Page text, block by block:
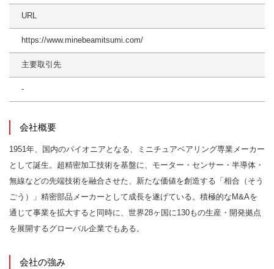
URL
https://www.minebeamitsumi.com/
主要取引先
-
会社概要
1951年、国内のパイオニアとなる、ミニチュアベアリング専業メーカー
として誕生。超精密加工技術を基盤に、モーター・センサー・半導体・
無線などの先端技術を融合させた、新たな価値を創造する「相合（そう
ごう）」精密部品メーカーとして成長を遂げている。積極的なM&Aを
通じて事業を拡大すると同時に、世界28ヶ国に130もの生産・開発拠点
を展開するグローバル企業でもある。
会社の強み